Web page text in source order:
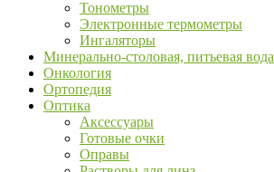
Тонометры
Электронные термометры
Ингаляторы
Минерально-столовая, питьевая вода
Онкология
Ортопедия
Оптика
Аксессуары
Готовые очки
Оправы